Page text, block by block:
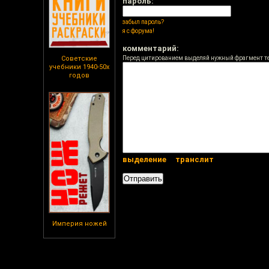
Советские
учебники 1940-50х
годов
Империя ножей
забыл пароль?
я с форума!
комментарий:
Перед цитированием выделяй нужный фрагмент
выделение транслит